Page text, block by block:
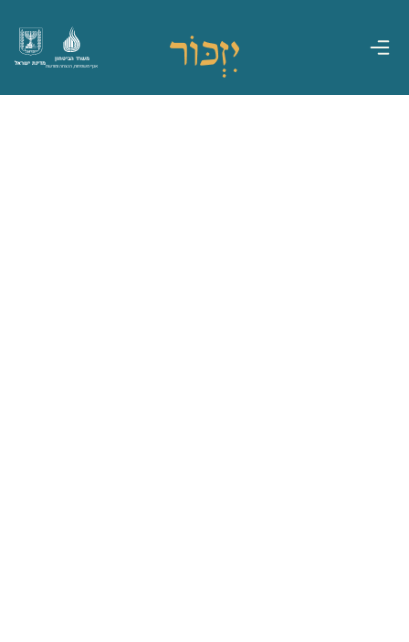
מדינת ישראל
משרד הביטחון
אגף משפחות, הנצחה ומורשת